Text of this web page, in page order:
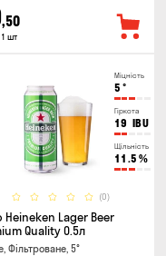
,50
1 шт
Міцність
5 °
Гіркота
19 IBU
Щільність
11.5 %
(0)
Heineken Lager Beer
Quality 0.5л
Фільтроване, 5°